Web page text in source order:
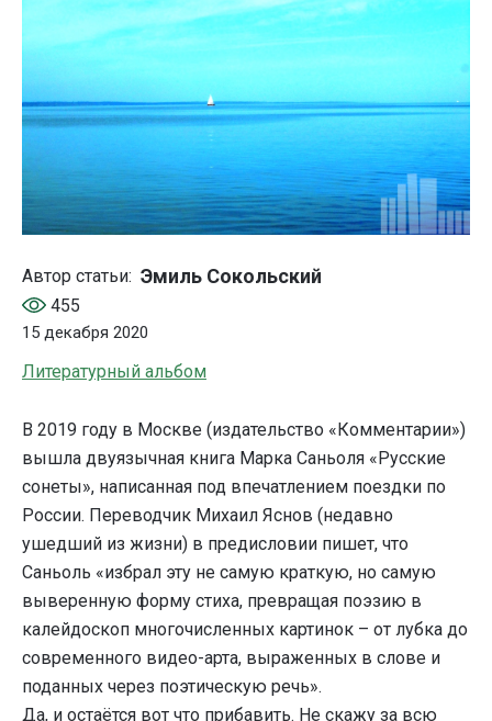
Автор статьи: Эмиль Сокольский
455
15 декабря 2020
Литературный альбом
В 2019 году в Москве (издательство «Комментарии»)
вышла двуязычная книга Марка Саньоля «Русские
сонеты», написанная под впечатлением поездки по
России. Переводчик Михаил Яснов (недавно
ушедший из жизни) в предисловии пишет, что
Саньоль «избрал эту не самую краткую, но самую
выверенную форму стиха, превращая поэзию в
калейдоскоп многочисленных картинок – от лубка до
современного видео-арта, выраженных в слове и
поданных через поэтическую речь».
Да, и остаётся вот что прибавить. Не скажу за всю